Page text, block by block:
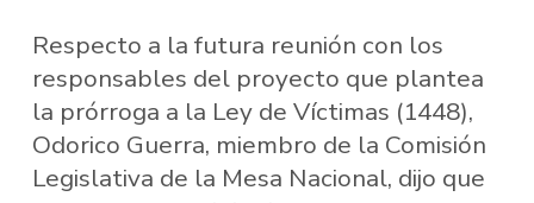
Respecto a la futura reunión con los
responsables del proyecto que plantea
la prórroga a la Ley de Víctimas (1448),
Odorico Guerra, miembro de la Comisión
Legislativa de la Mesa Nacional, dijo que